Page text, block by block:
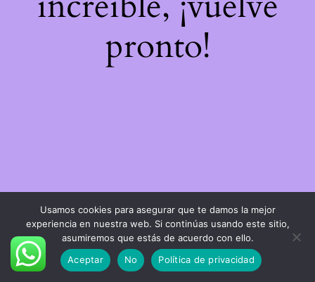
pronto!
Usamos cookies para asegurar que te damos la mejor
experiencia en nuestra web. Si continúas usando este sitio,
asumiremos que estás de acuerdo con ello.
Aceptar
No Política de privacidad